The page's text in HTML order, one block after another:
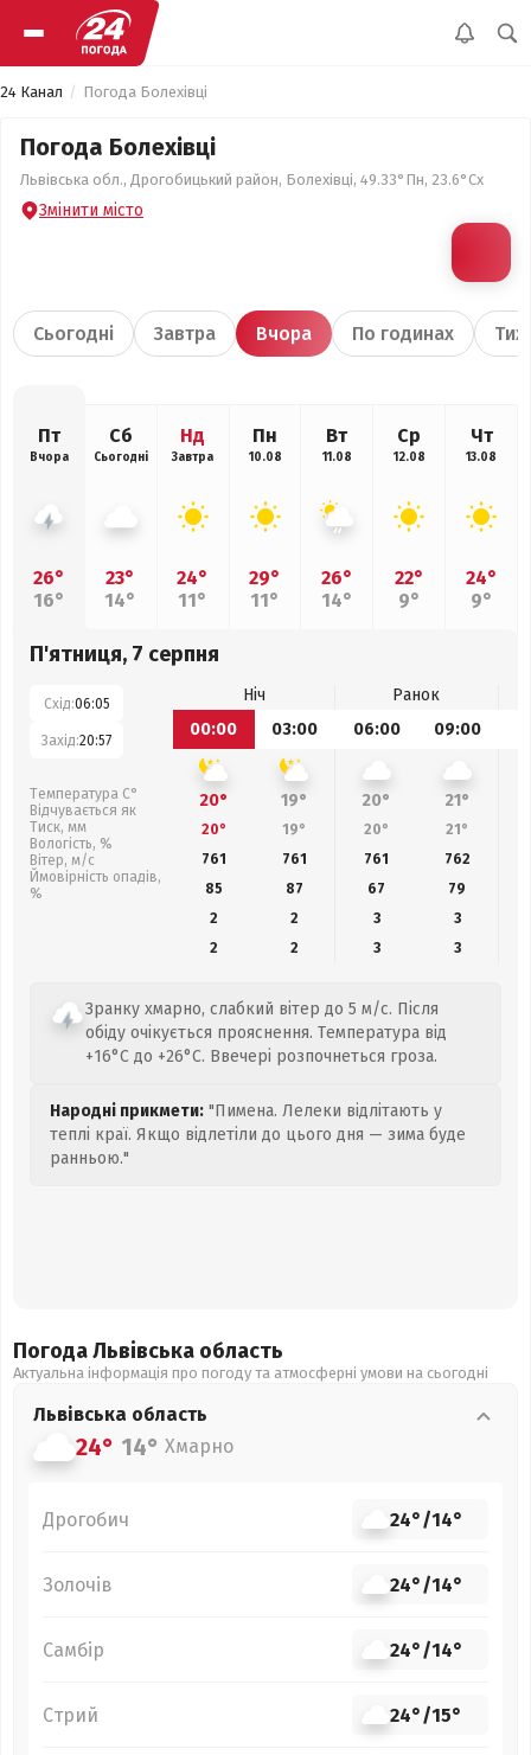
24 Канал Погода Болехівці
Погода Болехівці
Львівська обл., Дрогобицький район, Болехівці, 49.33°Пн, 23.6°Сх
Змінити місто
Сьогодні Завтра Вчора По годинах
Пт
Вчора
26°
16°
Сб
Сьогодні
23°
14°
Нд
Завтра
24°
11°
Пн
10.08
29°
11°
Вт
11.08
26°
14°
Ср
12.08
22°
9°
Чт
13.08
24°
9°
П'ятниця, 7 серпня
Схід:06:05
Захід:20:57
Температура С°
Відчувається як
Тиск, мм
Вологість, %
Вітер, м/с
Ймовірність опадів,
%
Ніч
Ранок
00:00
03:00 06:00 09:00
20° 19° 20° 21°
20° 19° 20° 21°
761
761 761 762
85
87 67 79
2
2 3
3
2
2 3 3
Зранку хмарно, слабкий вітер до 5 м/с. Після
обіду очікується прояснення. Температура від
+16°C до +26°C. Ввечері розпочнеться гроза.
Народні прикмети: "Пимена. Лелеки відлітають у
теплі краї. Якщо відлетіли до цього дня — зима буде
ранньою."
Погода Львівська область
Актуальна інформація про погоду та атмосферні умови на сьогодні
Львівська область
24° 14° Хмарно
Дрогобич 24°/14°
Золочів 24°/14°
Самбір 24°/14°
Стрий 24°/15°